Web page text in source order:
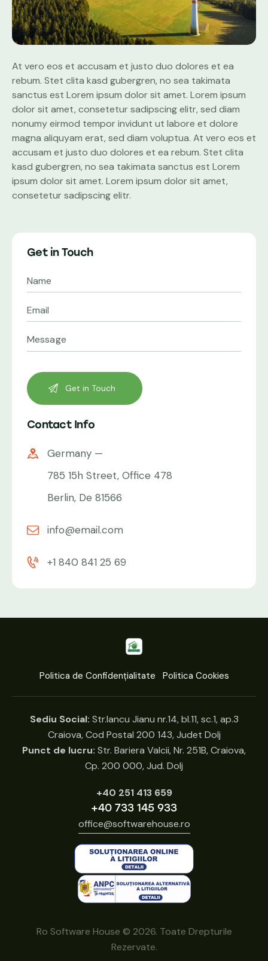
At vero eos et accusam et justo duo dolores et ea
rebum. Stet clita kasd gubergren, no sea takimata
sanctus est Lorem ipsum dolor sit amet. Lorem ipsum
dolor sit amet, consetetur sadipscing elitr, sed diam
nonumy eirmod tempor invidunt ut labore et dolore
magna aliquyam erat, sed diam voluptua. At vero eos et
accusam et justo duo dolores et ea rebum. Stet clita
kasd gubergren, no sea takimata sanctus est Lorem
ipsum dolor sit amet. Lorem ipsum dolor sit amet,
consetetur sadipscing elitr.
Get in Touch
Contact Info
Germany —
785 15h Street, Office 478
Berlin, De 81566
info@email.com
+1 840 841 25 69
Politica de Confidențialitate Politica Cookies
Sediu Social: Str.Iancu Jianu nr.14, bl.11, sc.1, ap.3
Craiova, Cod Postal 200 143, Judet Dolj
Punct de lucru: Str. Bariera Valcii, Nr. 251B, Craiova,
Cp. 200 000, Jud. Dolj
+40 251 413 659
+40 733 145 933
office@softwarehouse.ro
Ro Software House © 2026. Toate Drepturile
Rezervate.